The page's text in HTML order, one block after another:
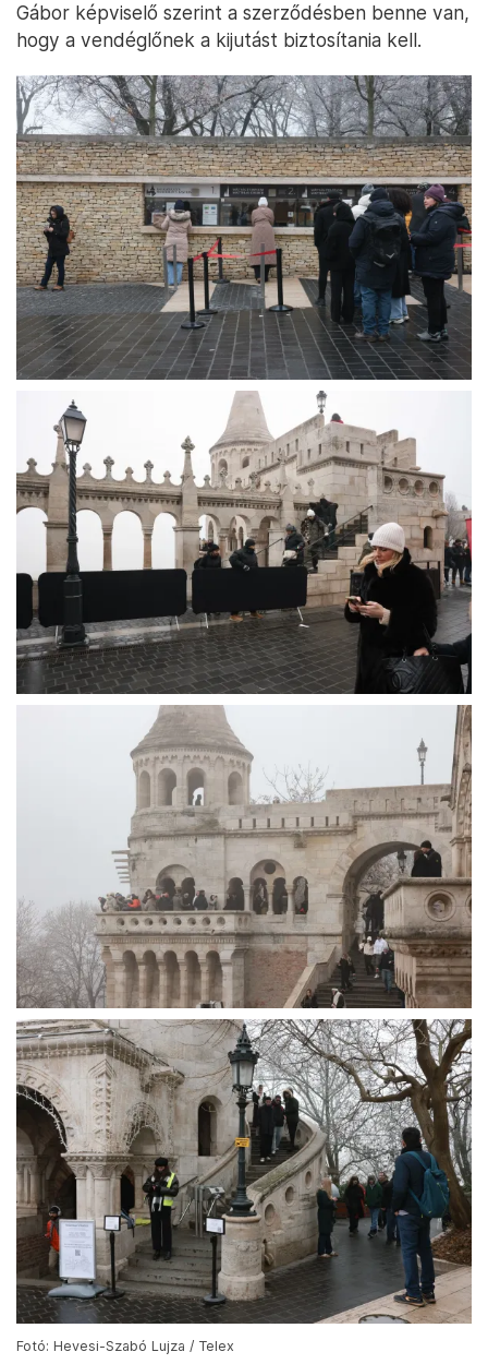
Gábor képviselő szerint a szerződésben benne van,
hogy a vendéglőnek a kijutást biztosítania kell.
Fotó: Hevesi-Szabó Lujza / Telex